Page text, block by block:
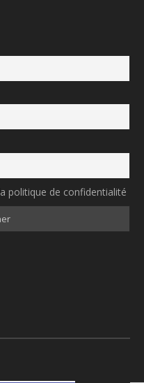
politique de confidentialité